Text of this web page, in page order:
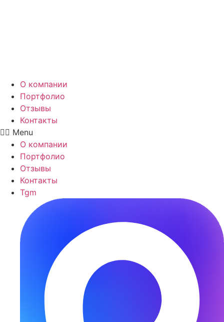
О компании
Портфолио
Отзывы
Контакты
Menu
О компании
Портфолио
Отзывы
Контакты
Tgm